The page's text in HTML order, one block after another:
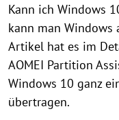
Kann ich Windows
kann man Windows
Artikel hat es im
AOMEI Partition
Windows 10 ganz
übertragen.